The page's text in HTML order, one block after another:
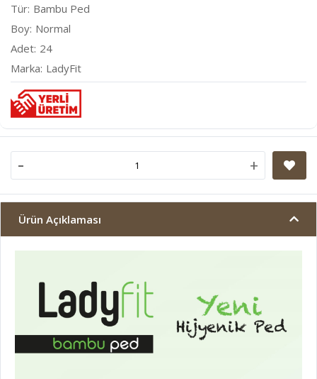
Tür Bambu Ped
Boy Normal
Adet 24
Marka LadyFit
- +
Ürün Açıklaması